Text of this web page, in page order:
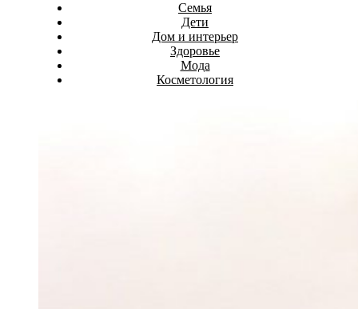
Семья
Дети
Дом и интерьер
Здоровье
Мода
Косметология